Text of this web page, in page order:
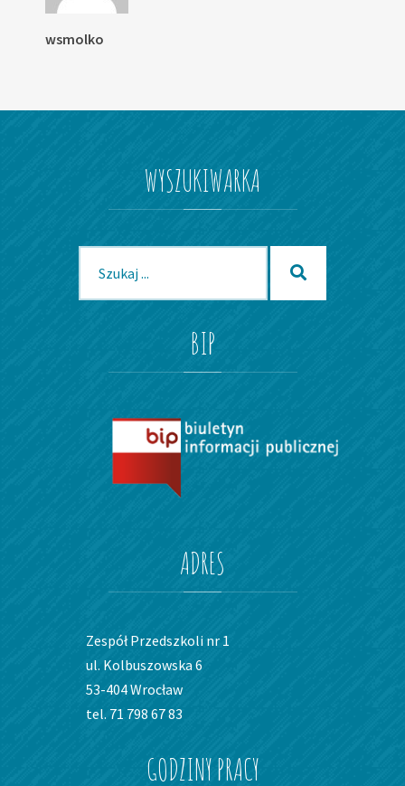
wsmolko
WYSZUKIWARKA
dla:
BIP
ADRES
Zespół Przedszkoli nr 1
ul. Kolbuszowska 6
53-404 Wrocław
tel. 71 798 67 83
GODZINYPRACY